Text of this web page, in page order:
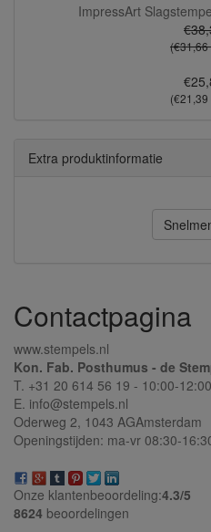
ImpressArt
(€31,66
(€21,39
Extra produktinformatie
Contactpagina
www.stempels.nl
Kon. Fab. Posthumus - de
T. +31 20 614 56 19 - 10:00-12:00
E. info@stempels.nl
Oderweg 2, 1043 AGAmsterdam
Openingstijden: ma-vr 08:30-
Onze klantenbeoordeling:4.3/5
8624 beoordelingen